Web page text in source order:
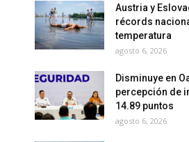
Austria y
récords
temperatura
agosto 6, 2026
Disminuye en
percepción de
14.89 puntos
agosto 6, 2026